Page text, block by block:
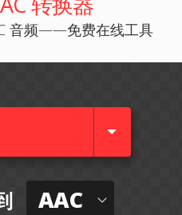
音频——免费在线工具
AAC